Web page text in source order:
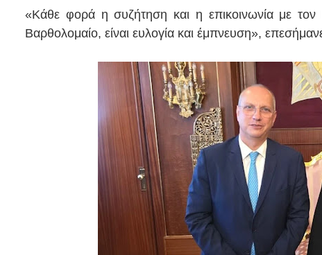
«Κάθε φορά η συζήτηση και η επικοινωνία με τον
Βαρθολομαίο, είναι ευλογία και έμπνευση»,